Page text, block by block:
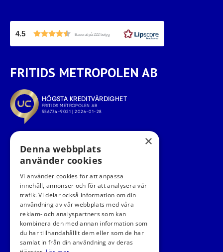
4.5 Baserat på 222 betyg
FRITIDS METROPOLEN AB
FÖLJ OSS I SOCIALA MEDIER
×
Denna webbplats
använder cookies
Vi använder cookies för att anpassa
innehåll, annonser och för att analysera vår
trafik. Vi delar också information om din
användning av vår webbplats med våra
reklam- och analyspartners som kan
kombinera den med annan information som
du har tillhandahållit dem eller som de har
samlat in från din användning av deras